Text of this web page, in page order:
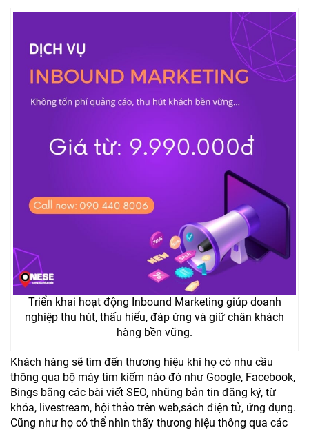
Triển khai hoạt động Inbound Marketing giúp doanh
nghiệp thu hút, thấu hiểu, đáp ứng và giữ chân khách
hàng bền vững.
Khách hàng sẽ tìm đến thương hiệu khi họ có nhu cầu
thông qua bộ máy tìm kiếm nào đó như Google, Facebook,
Bings bằng các bài viết SEO, những bản tin đăng ký, từ
khóa, livestream, hội thảo trên web,sách điện tử, ứng dụng.
Cũng như họ có thể nhìn thấy thương hiệu thông qua các